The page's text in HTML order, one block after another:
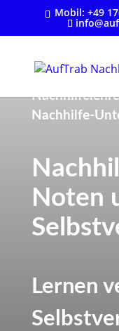
Mobil:+49
Nachhilfe-
Noten
Lernen